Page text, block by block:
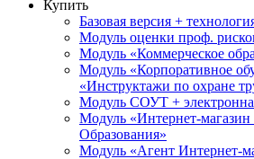
Купить
Базовая версия +
Модуль оценки проф.
Модуль «Коммерческое
Модуль «Корпоративное
«Инструктажи по охране
Модуль СОУТ +
Модуль «Интернет-магазин
Образования»
Модуль «Агент Интернет-